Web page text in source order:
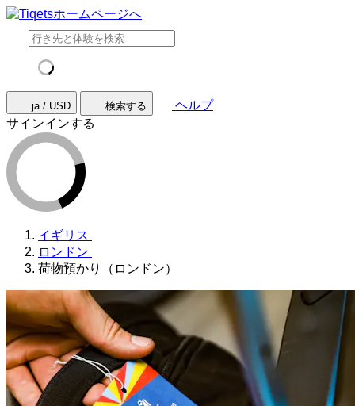
ja / USD 検索する
ヘルプ
サインインする
イギリス
ロンドン
荷物預かり（ロンドン）